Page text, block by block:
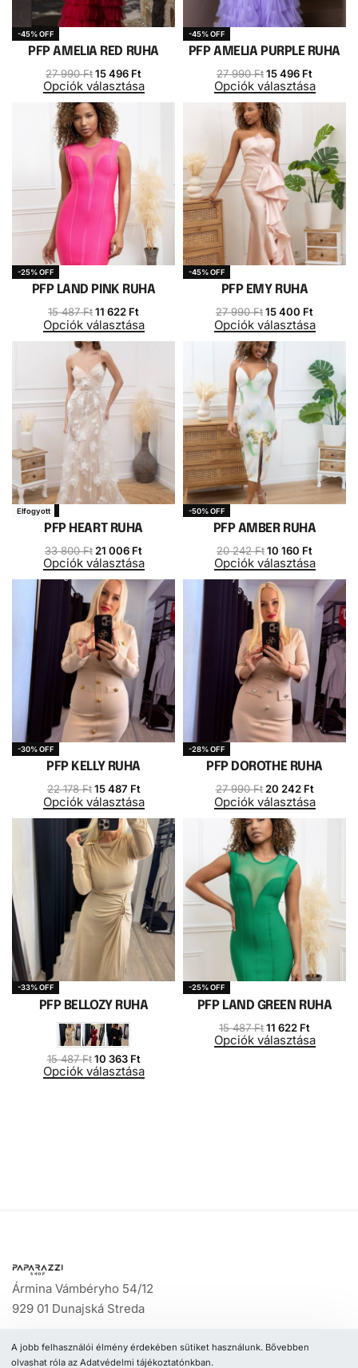
-45% OFF
PFP AMELIA RED RUHA
27 990Ft15 496 Ft
Opciók választása
-45% OFF
PFP AMELIA PURPLE RUHA
27 990Ft15 496 Ft
Opciók választása
-25% OFF
PFP LAND PINK RUHA
15 487Ft11 622 Ft
Opciók választása
-45% OFF
PFP EMY RUHA
27 990Ft15 400 Ft
Opciók választása
-38% OFF
Elfogyott
PFP HEART RUHA
33 800Ft 21 006 Ft
Opciók választása
-50% OFF
PFP AMBER RUHA
20 242Ft10 160 Ft
Opciók választása
-30% OFF
PFP KELLY RUHA
22 178Ft 15 487 Ft
Opciók választása
-28% OFF
PFP DOROTHE RUHA
27 990Ft 20 242 Ft
Opciók választása
-33% OFF
PFP BELLOZY RUHA
15 487Ft 10 363 Ft
Opciók választása
-25% OFF
PFP LAND GREEN RUHA
15 487Ft11 622 Ft
Opciók választása
Ármina Vámbéryho 54/12
929 01 Dunajská Streda
info@paparazzishop.hu
+36 20 452 0417
A jobb felhasználói élmény érdekében sütiket használunk. Bővebben
olvashat róla az Adatvédelmi tájékoztatónkban.